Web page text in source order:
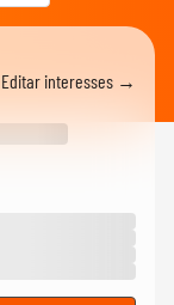
Editar interesses →